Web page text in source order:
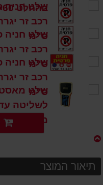
בהחלט 60×40 ס"מ
שלט חניה
ס''מ
שלט חניה
ס''מ
שלט חניה
ס''מ
שלט
מחסומי
תיאור המוצר